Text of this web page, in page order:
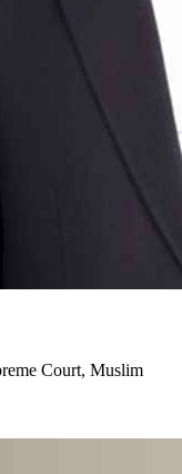
Court, Muslim